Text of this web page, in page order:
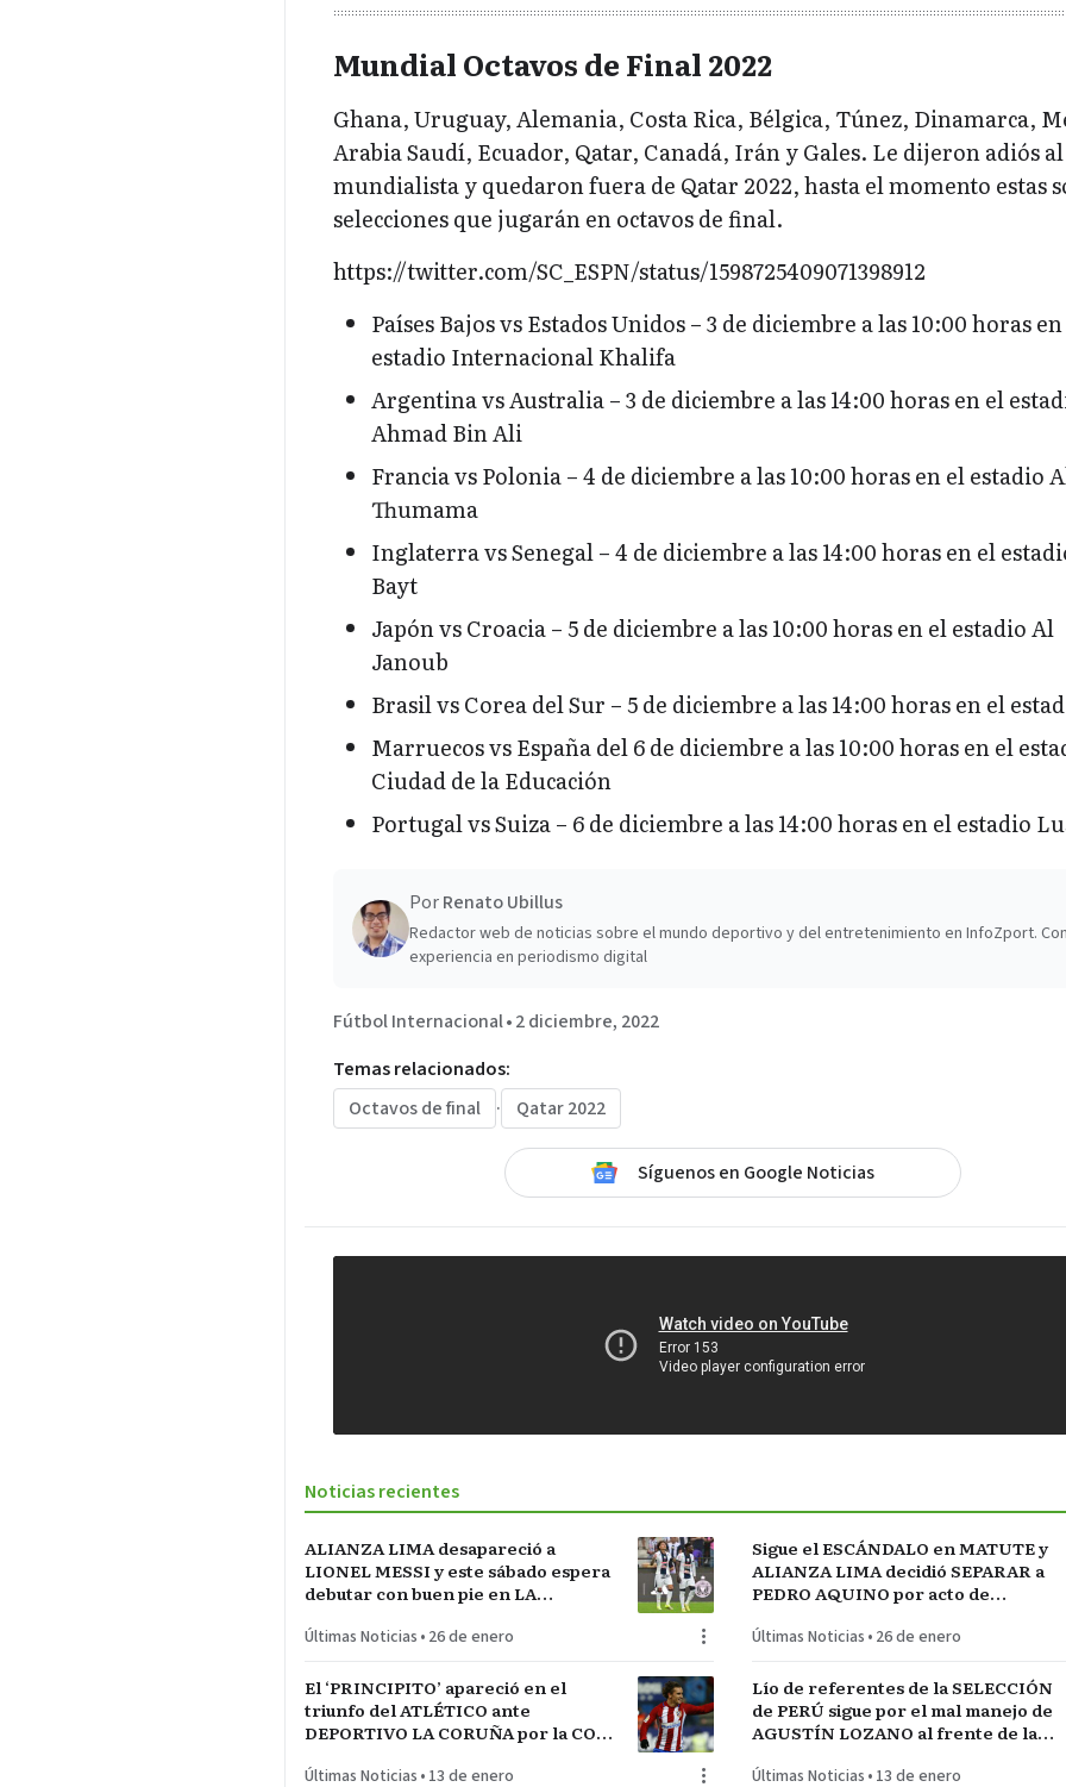
Mundial Octavos de Final 2022
Ghana, Uruguay, Alemania, Costa Rica, Bélgica, Túnez, Dinamarca,
Arabia Saudí, Ecuador, Qatar, Canadá, Irán y Gales. Le dijeron adiós
mundialista y quedaron fuera de Qatar 2022, hasta el momento estas
selecciones que jugarán en octavos de final.
https://twitter.com/SC_ESPN/status/1598725409071398912
Países Bajos vs Estados Unidos – 3 de diciembre a las 10:00 horas
estadio Internacional Khalifa
Argentina vs Australia – 3 de diciembre a las 14:00 horas en el
Ahmad Bin Ali
Francia vs Polonia – 4 de diciembre a las 10:00 horas en el estadio
Thumama
Inglaterra vs Senegal – 4 de diciembre a las 14:00 horas en el
Bayt
Japón vs Croacia – 5 de diciembre a las 10:00 horas en el estadio Al
Janoub
Brasil vs Corea del Sur – 5 de diciembre a las 14:00 horas en el
Marruecos vs España del 6 de diciembre a las 10:00 horas en el
Ciudad de la Educación
Portugal vs Suiza – 6 de diciembre a las 14:00 horas en el estadio
PorRenato Ubillus
Redactor web de noticias sobre el mundo deportivo y del entretenimiento en InfoZport.
experiencia en periodismo digital
Fútbol Internacional•2 diciembre, 2022
Temas relacionados:
Octavos de final
· Qatar 2022
Síguenos en Google Noticias
Noticias recientes
ALIANZA LIMA desapareció a
LIONEL MESSI y este sábado espera
debutar con buen pie en LA
Últimas Noticias • 26 de enero
Sigue el ESCÁNDALO en MATUTE y
ALIANZA LIMA decidió SEPARAR a
PEDRO AQUINO por acto de
Últimas Noticias • 26 de enero
El ‘PRINCIPITO’ apareció en el
triunfo del ATLÉTICO ante
DEPORTIVO LA CORUÑA por la COPA
Últimas Noticias • 13 de enero
Lío de referentes de la SELECCIÓN
de PERÚ sigue por el mal manejo de
AGUSTÍN LOZANO al frente de la
Últimas Noticias • 13 de enero